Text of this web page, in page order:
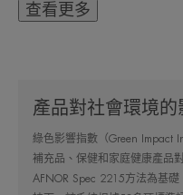
產品不含防腐劑、香
地降低過敏反應的風
的理想選擇。
查看更多
產品對社會環境的
綠色影響指數（Green Impact
補充品、保健和家庭健康產品
AFNOR Spec 2215方法為基